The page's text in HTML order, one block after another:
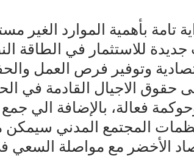
بأهمية الموارد الغير
للاستثمار في الطاقة
وتوفير فرص العمل
حقوق الاجيال القادمة في
فعالة، بالإضافة الي
المجتمع المدني
الأخضر مع مواصلة السعي